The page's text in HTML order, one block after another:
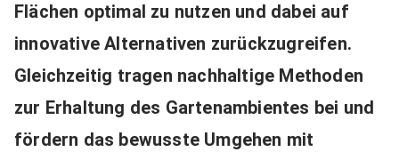
Flächen optimal zu nutzen und dabei auf
innovative Alternativen zurückzugreifen.
Gleichzeitig tragen nachhaltige Methoden
zur Erhaltung des Gartenambientes bei und
fördern das bewusste Umgehen mit